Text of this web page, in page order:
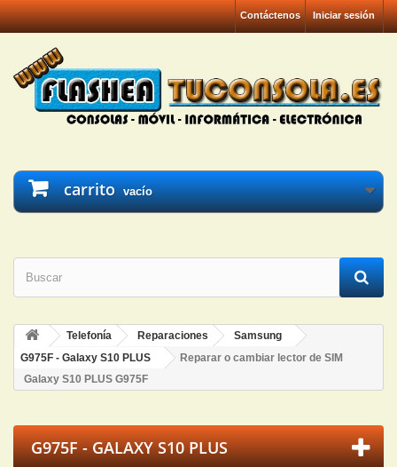
Iniciar sesión
Contáctenos
carrito vacío
Telefonía Reparaciones
Samsung
G975F - Galaxy S10 PLUS
Reparar o cambiar lector de SIM
Galaxy S10 PLUS G975F
G975F - GALAXY S10 PLUS